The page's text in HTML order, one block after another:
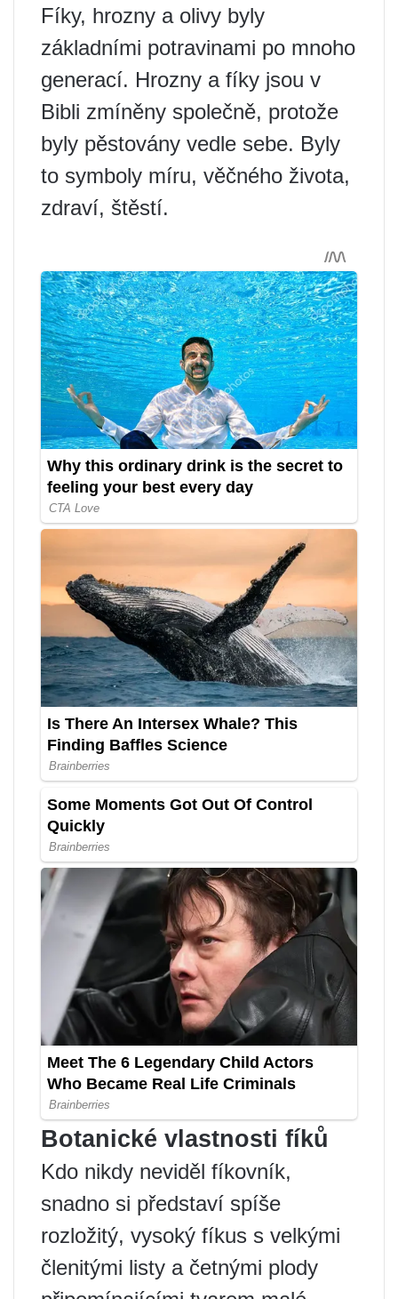
Fíky, hrozny a olivy byly
základními potravinami po mnoho
generací. Hrozny a fíky jsou v
Bibli zmíněny společně, protože
byly pěstovány vedle sebe. Byly
to symboly míru, věčného života,
zdraví, štěstí.
Botanické vlastnosti fíků
Kdo nikdy neviděl fíkovník,
snadno si představí spíše
rozložitý, vysoký fíkus s velkými
členitými listy a četnými plody